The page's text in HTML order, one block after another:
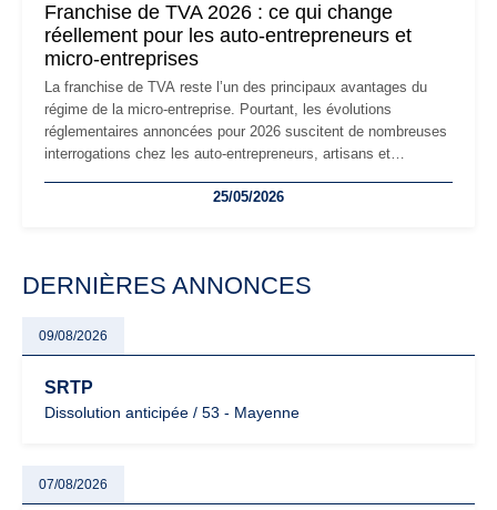
Franchise de TVA 2026 : ce qui change
réellement pour les auto-entrepreneurs et
micro-entreprises
La franchise de TVA reste l’un des principaux avantages du
régime de la micro-entreprise. Pourtant, les évolutions
réglementaires annoncées pour 2026 suscitent de nombreuses
interrogations chez les auto-entrepreneurs, artisans et
facturation ou risque de bascule vers la TVA : les règles
25/05/2026
DERNIÈRES ANNONCES
09/08/2026
SRTP
Dissolution anticipée / 53 - Mayenne
07/08/2026